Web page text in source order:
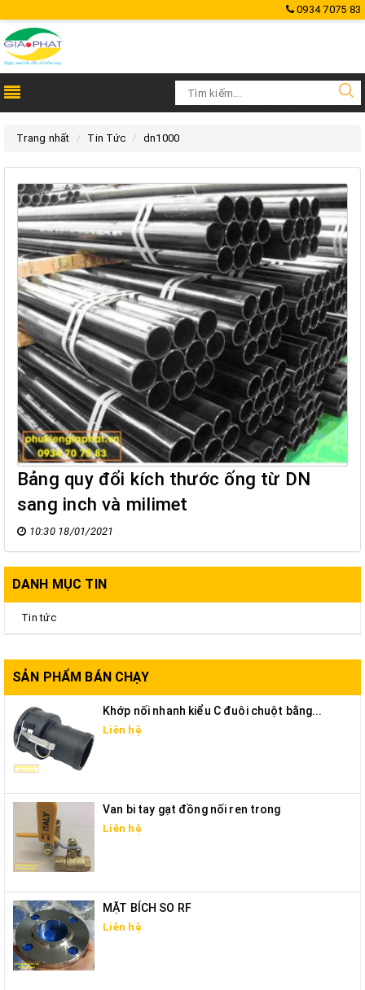
0934 7075 83
Trang nhất Tin Tức dn1000
Bảng quy đổi kích thước ống từ DN
sang inch và milimet
10:30 18/01/2021
DANH MỤC TIN
Tin tức
SẢN PHẨM BÁN CHẠY
Khớp nối nhanh kiểu C đuôi chuột bằng...
Liên hệ
Van bi tay gạt đồng nối ren trong
Liên hệ
MẶT BÍCH SO RF
Liên hệ